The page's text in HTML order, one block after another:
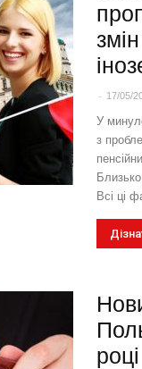
- 17/05/
У
з
Всі ці
році